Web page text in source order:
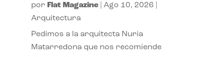
por Flat Magazine| Ago 10, 2026
Arquitectura
Pedimos a la arquitecta Nuria
Matarredona que nos recomiende